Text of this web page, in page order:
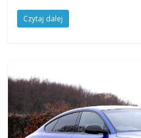
Czytaj dalej